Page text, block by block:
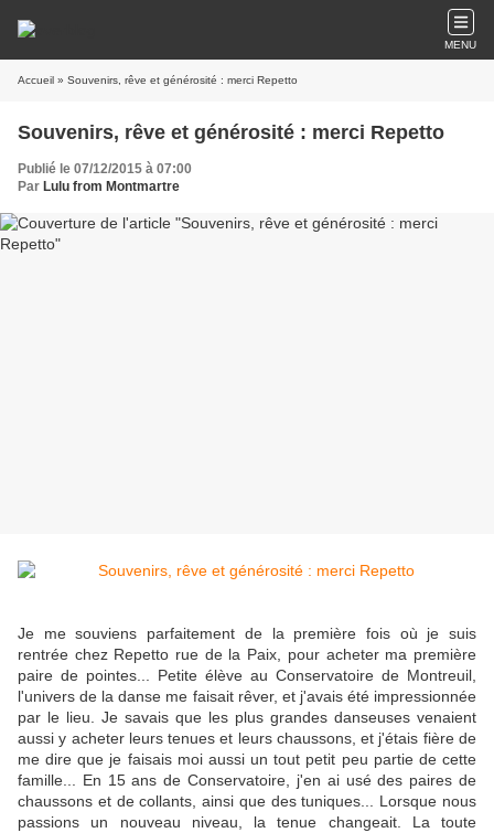
MENU
Accueil » Souvenirs, rêve et générosité : merci Repetto
Souvenirs, rêve et générosité : merci Repetto
Publié le 07/12/2015 à 07:00
Par Lulu from Montmartre
Je me souviens parfaitement de la première fois où je suis
rentrée chez Repetto rue de la Paix, pour acheter ma première
paire de pointes... Petite élève au Conservatoire de Montreuil,
l'univers de la danse me faisait rêver, et j'avais été impressionnée
par le lieu. Je savais que les plus grandes danseuses venaient
aussi y acheter leurs tenues et leurs chaussons, et j'étais fière de
me dire que je faisais moi aussi un tout petit peu partie de cette
famille... En 15 ans de Conservatoire, j'en ai usé des paires de
chaussons et de collants, ainsi que des tuniques... Lorsque nous
passions un nouveau niveau, la tenue changeait. La toute